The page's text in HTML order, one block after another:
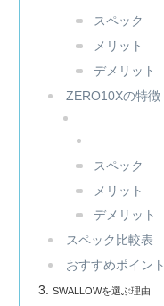
スペック
メリット
デメリット
ZERO10Xの特徴
スペック
メリット
デメリット
スペック比較表
おすすめポイント
SWALLOWを選ぶ理由